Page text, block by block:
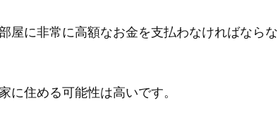
屋に非常に高額なお金を支払わなければならな
住める可能性は高いです。